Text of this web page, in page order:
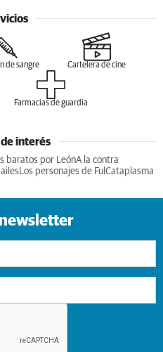
de sangre Cartelera de cine
Farmacias de guardia
de interés
baratos por LeónA la contra
Los personajes de Ful Cataplasma